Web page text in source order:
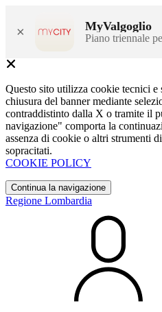
× MyValgoglio
Piano triennale
Questo sito utilizza cookie tecnici
chiusura del banner mediante
contraddistinto dalla X o tramite il
navigazione" comporta la
assenza di cookie o altri strumenti
sopracitati.
COOKIE POLICY
Continua la navigazione
Regione Lombardia